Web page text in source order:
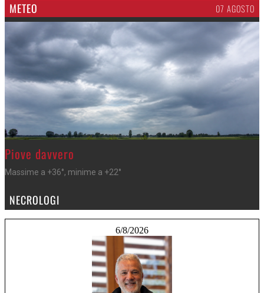
METEO 07 AGOSTO
>
Piove davvero
Massime a +36°, minime a +22°
NECROLOGI
6/8/2026